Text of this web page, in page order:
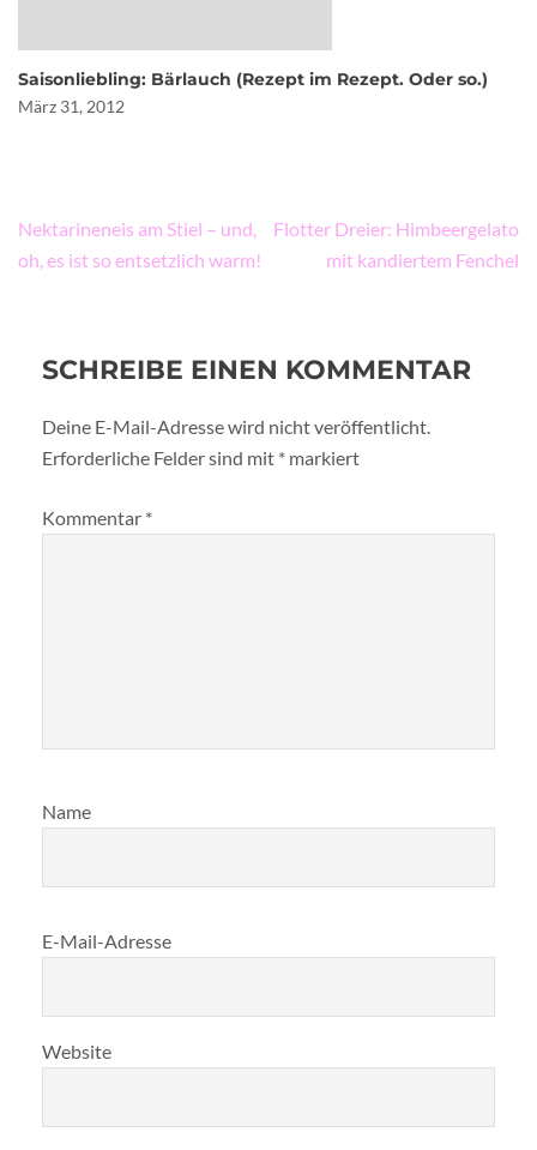
Saisonliebling: Bärlauch (Rezept im Rezept. Oder so.)
März 31, 2012
Beitragsnavigation
Nektarineneis am Stiel – und,
oh, es ist so entsetzlich warm!
Flotter Dreier: Himbeergelato
mit kandiertem Fenchel
SCHREIBE EINEN KOMMENTAR
Deine E-Mail-Adresse wird nicht veröffentlicht.
Erforderliche Felder sind mit * markiert
Kommentar *
Name
E-Mail-Adresse
Website